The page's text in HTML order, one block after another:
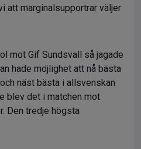
att marginalsupportrar väljer
mot Gif Sundsvall så jagade
hade möjlighet att nå bästa
näst bästa i allsvenskan
blev det i matchen mot
Den tredje högsta